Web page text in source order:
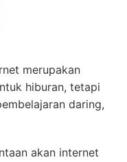
merupakan
hiburan, tetapi
daring,
akan internet